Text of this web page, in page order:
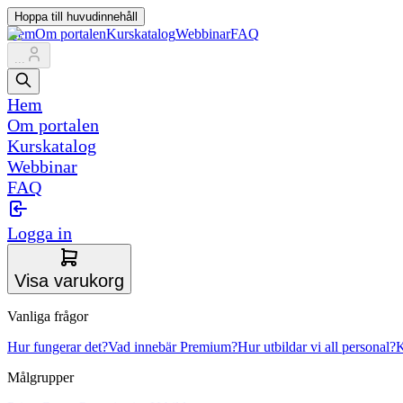
Hoppa till huvudinnehåll
HemOm portalenKurskatalogWebbinarFAQ
...
Hem
Om portalen
Kurskatalog
Webbinar
FAQ
Logga in
Visa varukorg
Vanliga frågor
Hur fungerar det?Vad innebär Premium?Hur utbildar vi all personal?
Målgrupper